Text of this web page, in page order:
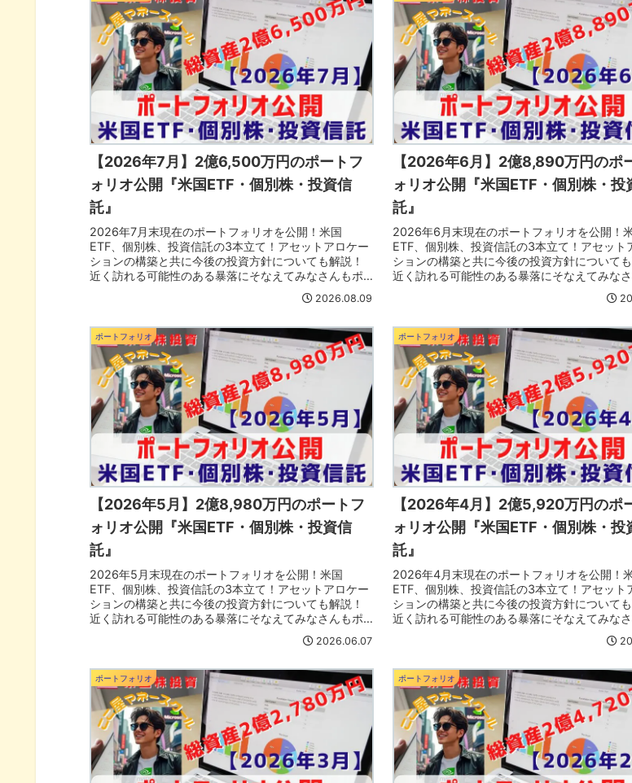
【2026年7月】2億6,500万円のポートフ
ォリオ公開『米国ETF・個別株・投資信
託』
2026年7月末現在のポートフォリオを公開！米国
ETF、個別株、投資信託の3本立て！アセットアロケー
ションの構築と共に今後の投資方針についても解説！
近く訪れる可能性のある暴落にそなえてみなさんもポ
2026.08.09
【2026年6月】2億8,890万円のポ
ォリオ公開『米国ETF・個別株・投
託』
2026年6月末現在のポートフォリオを公開！
ETF、個別株、投資信託の3本立て！アセット
ションの構築と共に今後の投資方針についても
近く訪れる可能性のある暴落にそなえてみな
ポートフォリオ
【2026年5月】2億8,980万円のポートフ
ォリオ公開『米国ETF・個別株・投資信
託』
2026年5月末現在のポートフォリオを公開！米国
ETF、個別株、投資信託の3本立て！アセットアロケー
ションの構築と共に今後の投資方針についても解説！
近く訪れる可能性のある暴落にそなえてみなさんもポ
2026.06.07
ポートフォリオ
【2026年4月】2億5,920万円のポ
ォリオ公開『米国ETF・個別株・投
託』
2026年4月末現在のポートフォリオを公開！
ETF、個別株、投資信託の3本立て！アセット
ションの構築と共に今後の投資方針についても
近く訪れる可能性のある暴落にそなえてみな
ポートフォリオ ポートフォリオ